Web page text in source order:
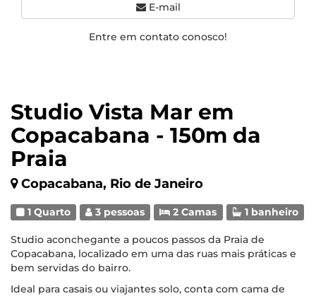
Studio Vista Mar em
Copacabana - 150m da
Praia
Copacabana, Rio de Janeiro
1 Quarto 3 pessoas 2 Camas 1 banheiro
Studio aconchegante a poucos passos da Praia de
Copacabana, localizado em uma das ruas mais práticas e
bem servidas do bairro.
Ideal para casais ou viajantes solo, conta com cama de
E-mail
Entre em contato conosco!